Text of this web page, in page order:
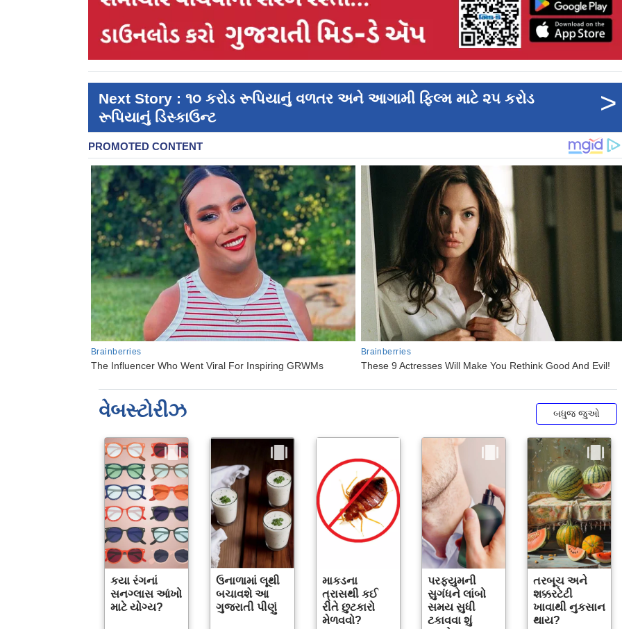
Next Story : ૧૦ કરોડ રૂપિયાનું વળતર અને આગામી ફિલ્મ માટે ૨૫ કરોડ
રૂપિયાનું ડિસ્કાઉન્ટ
>
વેબસ્ટોરીઝ બધુજ જુઓ
કયા રંગનાં
સનગ્લાસ આંખો
માટે યોગ્ય?
ઉનાળામાં લૂથી
બચાવશે આ
ગુજરાતી પીણું
માકડના
ત્રાસથી કઈ
રીતે છુટકારો
મેળવવો?
પરફ્યુમની
સુગંધને લાંબો
સમય સુધી
ટકાવવા શું
તરબૂચ અને
શક્કરટેટી
ખાવાથી નુકસાન
થાય?